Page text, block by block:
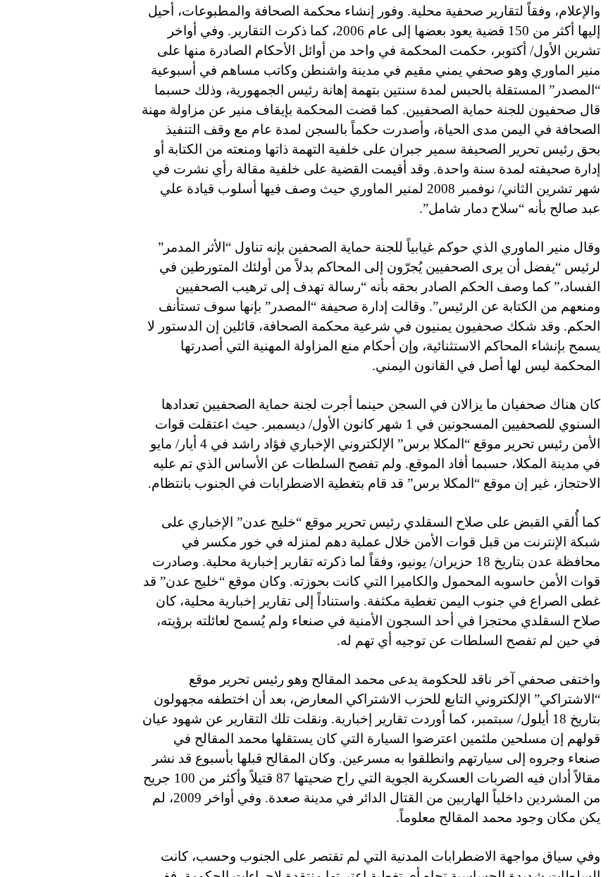
والإعلام، وفقاً لتقارير صحفية محلية. وفور إنشاء محكمة الصحافة والمطبوعات، أحيل
إليها
أكثر من 150 قضية يعود بعضها إلى عام 2006، كما ذكرت التقارير. وفي أواخر
تشرين الأول/ أكتوبر، حكمت المحكمة في واحد من أوائل الأحكام الصادرة منها على
منير الماوري وهو صحفي يمني مقيم في مدينة واشنطن وكاتب مساهم في أسبوعية
“المصدر” المستقلة بالحبس لمدة سنتين بتهمة إهانة رئيس الجمهورية، وذلك حسبما
قال صحفيون للجنة حماية الصحفيين. كما قضت المحكمة بإيقاف منير عن مزاولة مهنة
الصحافة في اليمن مدى الحياة، وأصدرت حكماً بالسجن لمدة عام مع وقف التنفيذ
بحق رئيس تحرير الصحيفة سمير جبران على خلفية التهمة ذاتها ومنعته من الكتابة أو
إدارة صحيفته لمدة سنة واحدة. وقد أقيمت القضية على خلفية مقالة رأي نشرت في
شهر تشرين الثاني/ نوفمبر 2008 لمنير الماوري حيث وصف فيها أسلوب قيادة علي
عبد صالح بأنه “سلاح دمار شامل”.
وقال منير الماوري الذي حوكم غيابياً للجنة حماية الصحفين بإنه تناول “الأثر المدمر”
لرئيس “يفضل أن يرى الصحفيين يُجرّون إلى المحاكم بدلاً من أولئك المتورطين في
الفساد،” كما وصف الحكم الصادر بحقه بأنه “رسالة تهدف إلى ترهيب الصحفيين
ومنعهم من الكتابة عن الرئيس”. وقالت إدارة صحيفة “المصدر” بإنها سوف تستأنف
الحكم. وقد شكك صحفيون يمنيون في شرعية محكمة الصحافة، قائلين إن الدستور لا
يسمح بإنشاء المحاكم الاستثنائية، وإن أحكام منع المزاولة المهنية التي أصدرتها
المحكمة ليس لها أصل في القانون اليمني.
كان هناك صحفيان ما يزالان في السجن حينما أجرت لجنة حماية الصحفيين تعدادها
السنوي للصحفيين المسجونين في 1 شهر كانون الأول/ ديسمبر. حيث اعتقلت قوات
الأمن رئيس تحرير موقع “المكلا برس” الإلكتروني الإخباري فؤاد راشد في 4 أيار/ مايو
في مدينة المكلا، حسبما أفاد الموقع. ولم تفصح السلطات عن الأساس الذي تم عليه
الاحتجاز، غير إن موقع “المكلا برس” قد قام بتغطية الاضطرابات في الجنوب بانتظام.
كما أُلقي القبض على صلاح السقلدي رئيس تحرير موقع “خليج عدن” الإخباري على
شبكة الإنترنت من قبل قوات الأمن خلال عملية دهم لمنزله في خور مكسر في
محافظة عدن بتاريخ 18 حزيران/ يونيو، وفقاً لما ذكرته تقارير إخبارية محلية. وصادرت
قوات الأمن حاسوبه المحمول والكاميرا التي كانت بحوزته. وكان موقع “خليج عدن” قد
غطى الصراع في جنوب اليمن تغطية مكثفة. واستناداً إلى تقارير إخبارية محلية، كان
صلاح السقلدي محتجزا في أحد السجون الأمنية في صنعاء ولم يُسمح لعائلته برؤيته،
في حين لم تفصح السلطات عن توجيه أي تهم له.
واختفى صحفي آخر ناقد للحكومة يدعى محمد المقالح وهو رئيس تحرير موقع
“الاشتراكي” الإلكتروني التابع للحزب الاشتراكي المعارض، بعد أن اختطفه مجهولون
بتاريخ 18 أيلول/ سبتمبر، كما أوردت تقارير إخبارية.
ونقلت تلك التقارير عن شهود عيان
قولهم إن مسلحين ملثمين اعترضوا السيارة التي كان يستقلها محمد المقالح في
صنعاء وجروه إلى سيارتهم وانطلقوا به مسرعين. وكان المقالح قبلها بأسبوع قد نشر
مقالاً أدان فيه الضربات العسكرية الجوية التي راح ضحيتها 87 قتيلاً وأكثر من 100 جريح
من المشردين داخلياً الهاربين من القتال الدائر في مدينة صعدة. وفي أواخر 2009، لم
يكن مكان وجود محمد المقالح معلوماً.
وفي سياق مواجهة الاضطرابات المدنية التي لم تقتصر على الجنوب وحسب، كانت